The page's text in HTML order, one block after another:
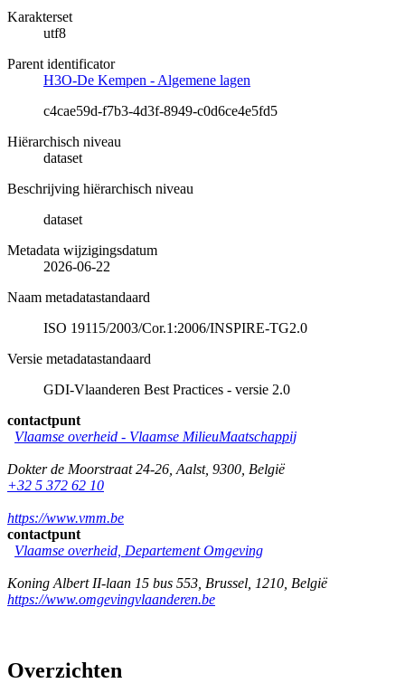
Karakterset
utf8
Parent identificator
H3O-De Kempen - Algemene lagen
c4cae59d-f7b3-4d3f-8949-c0d6ce4e5fd5
Hiërarchisch niveau
dataset
Beschrijving hiërarchisch niveau
dataset
Metadata wijzigingsdatum
2026-06-22
Naam metadatastandaard
ISO 19115/2003/Cor.1:2006/INSPIRE-TG2.0
Versie metadatastandaard
GDI-Vlaanderen Best Practices - versie 2.0
contactpunt
Vlaamse overheid - Vlaamse MilieuMaatschappij
Dokter de Moorstraat 24-26 Aalst, 9300 België
+32 5 372 62 10
https://www.vmm.be
contactpunt
Vlaamse overheid, Departement Omgeving
Koning Albert II-laan 15 bus 553 Brussel 1210 België
https://www.omgevingvlaanderen.be
Overzichten